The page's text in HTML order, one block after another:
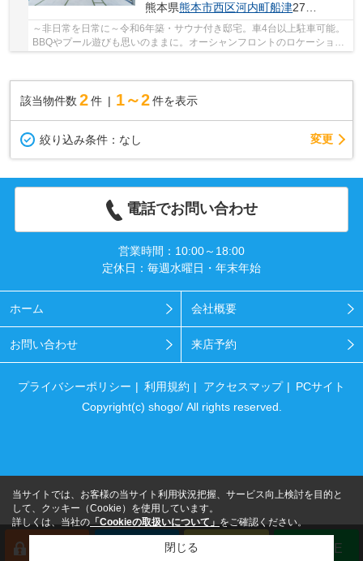
熊本県熊本市西区河内町船津2709‐121
～非日常を日常に～令和6年築・サウナ付き邸宅。車4台以上駐車可能。
BBQやプール遊びも思いのままに。オーシャンフロントのロケーション
該当物件数 2件 1～2 件を表示
絞り込み条件： なし 変更
電話でお問い合わせ
営業時間：10:00～18:00
定休日：毎週水曜日・年末年始
ホーム 会社概要
お問い合わせ 来店予約
プライバシーポリシー 利用規約 アクセスマップ
PCサイト
Copyright(c) shogo/ All rights reserved.
来店予約 LINE
当サイトでは、お客様の当サイト利用状況把握、サービス向上検討を目的と
して、クッキー（Cookie）を使用しています。
詳しくは、当社の「Cookieの取扱いについて」をご確認ください。
閉じる